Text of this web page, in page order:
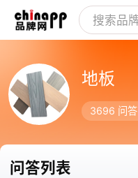
地板
3696 问答
问答列表